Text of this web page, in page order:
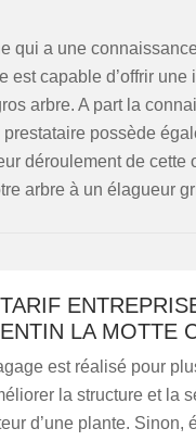
qui a une
est capable d’offrir
arbre. A part la
possède
déroulement de cette
arbre à un élagueur
LA MOTTE
est réalisé pour
la structure et la
d’une plante. Sinon,